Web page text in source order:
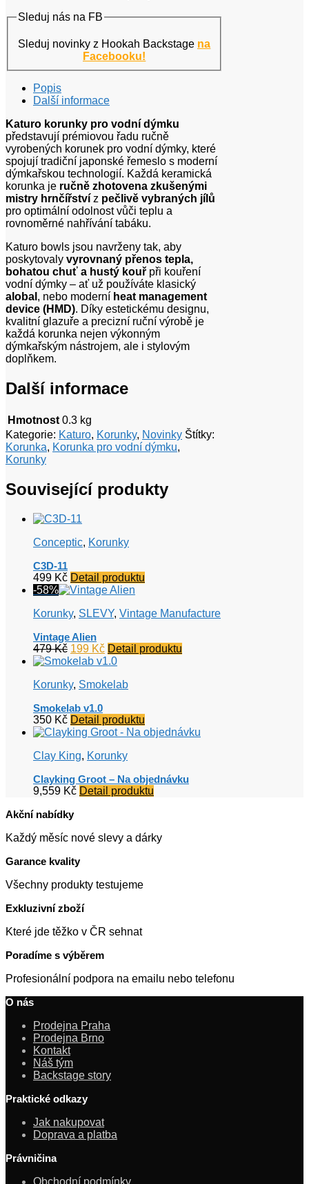
Sleduj nás na FB
Sleduj novinky z Hookah Backstage na
Facebooku!
Popis
Další informace
Katuro korunky pro vodní dýmku
představují prémiovou řadu ručně
vyrobených korunek pro vodní dýmky, které
spojují tradiční japonské řemeslo s moderní
dýmkařskou technologií. Každá keramická
korunka je ručně zhotovena zkušenými
mistry hrnčířství z pečlivě vybraných jílů
pro optimální odolnost vůči teplu a
rovnoměrné nahřívání tabáku.
Katuro bowls jsou navrženy tak, aby
poskytovaly vyrovnaný přenos tepla,
bohatou chuť a hustý kouř při kouření
vodní dýmky – ať už používáte klasický
alobal , nebo moderní heat management
device (HMD). Díky estetickému designu,
kvalitní glazuře a precizní ruční výrobě je
každá korunka nejen výkonným
dýmkařským nástrojem, ale i stylovým
doplňkem.
Další informace
Hmotnost 0.3 kg
Kategorie: Katuro, Korunky, Novinky Štítky:
Korunka, Korunka pro vodní dýmku,
Korunky
Související produkty
Conceptic, Korunky
C3D-11
499 Kč Detail produktu
-58%
Korunky, SLEVY, Vintage Manufacture
Vintage Alien
479Kč Původní
cena
479 Kč.
199 KčAktuální
cena
199 Kč.
Detail produktu
Korunky, Smokelab
Smokelab v1.0
350 Kč Detail produktu
Clay King, Korunky
Clayking Groot – Na objednávku
9,559 Kč Detail produktu
Akční nabídky
Každý měsíc nové slevy a dárky
Garance kvality
Všechny produkty testujeme
Exkluzivní zboží
Které jde těžko v ČR sehnat
Poradíme s výběrem
Profesionální podpora na emailu nebo telefonu
O nás
Prodejna Praha
Prodejna Brno
Kontakt
Náš tým
Backstage story
Praktické odkazy
Jak nakupovat
Doprava a platba
Právničina
Obchodní podmínky